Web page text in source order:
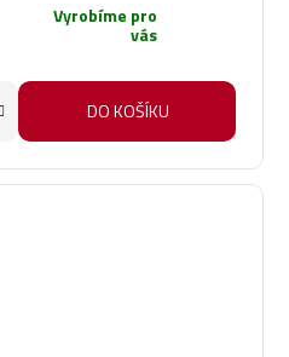
Vyrobíme pro
vás
DO KOŠÍKU